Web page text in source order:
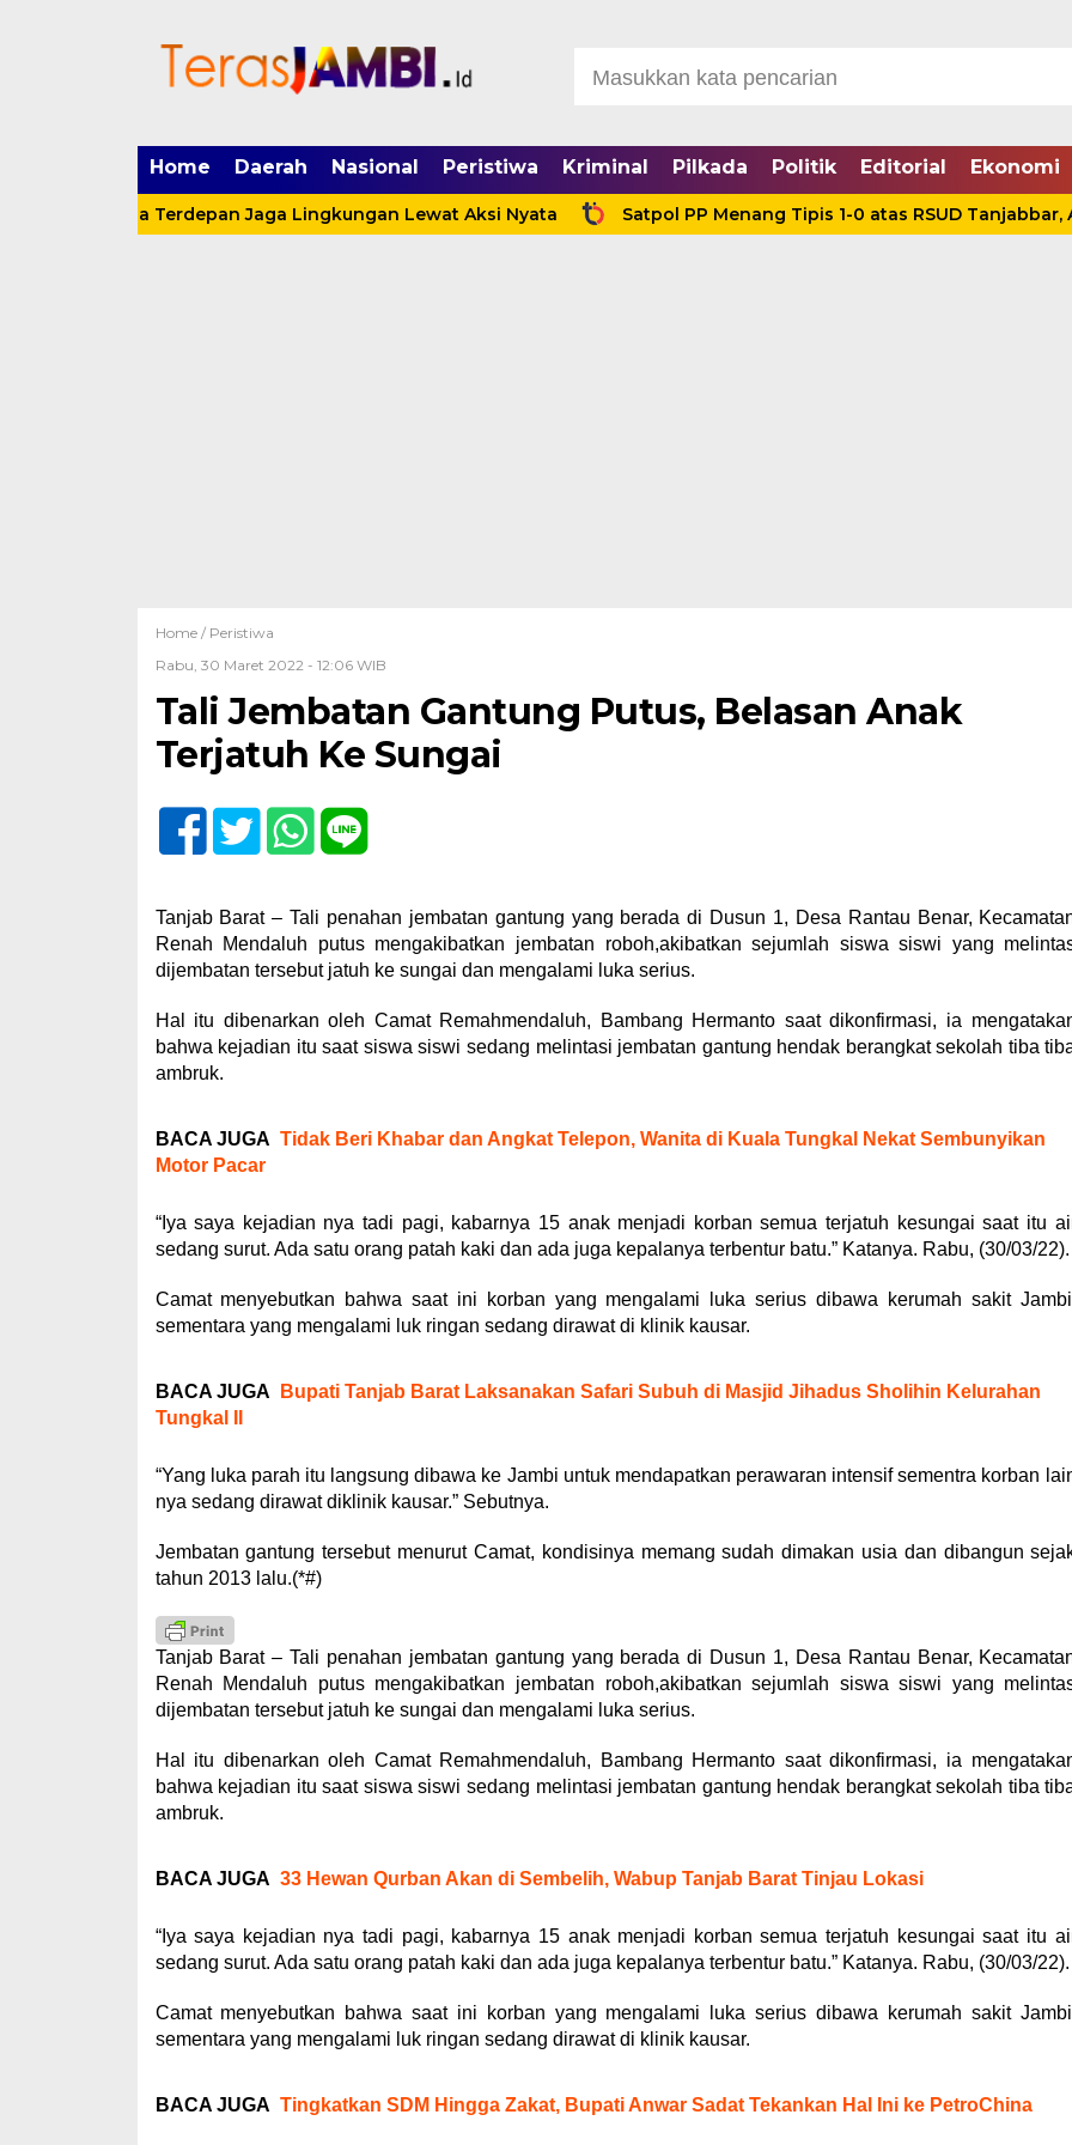
Home Daerah Nasional Peristiwa Kriminal Pilkada Politik Editorial Ekonomi
Garda Terdepan Jaga Lingkungan Lewat Aksi Nyata Satpol PP Menang Tipis 1-0 atas RSUD Tanjabbar,
Home / Peristiwa
Rabu, 30 Maret 2022 - 12:06 WIB
Tali Jembatan Gantung Putus, Belasan Anak
Terjatuh Ke Sungai
Tanjab Barat – Tali penahan jembatan gantung yang berada di Dusun 1, Desa Rantau Benar,
Renah Mendaluh putus mengakibatkan jembatan roboh,akibatkan sejumlah siswa siswi yang
dijembatan tersebut jatuh ke sungai dan mengalami luka serius.
Hal itu dibenarkan oleh Camat Remahmendaluh, Bambang Hermanto saat dikonfirmasi, ia
bahwa kejadian itu saat siswa siswi sedang melintasi jembatan gantung hendak berangkat sekolah tiba
ambruk.
BACA JUGA Tidak Beri Khabar dan Angkat Telepon, Wanita di Kuala Tungkal Nekat Sembunyikan
Motor Pacar
“Iya saya kejadian nya tadi pagi, kabarnya 15 anak menjadi korban semua terjatuh kesungai saat itu
sedang surut. Ada satu orang patah kaki dan ada juga kepalanya terbentur batu.” Katanya. Rabu, (30/03/22).
Camat menyebutkan bahwa saat ini korban yang mengalami luka serius dibawa kerumah sakit
sementara yang mengalami luk ringan sedang dirawat di klinik kausar.
BACA JUGA
Bupati Tanjab Barat Laksanakan Safari Subuh di Masjid Jihadus Sholihin Kelurahan
Tungkal II
“Yang luka parah itu langsung dibawa ke Jambi untuk mendapatkan perawaran intensif sementra korban
nya sedang dirawat diklinik kausar.” Sebutnya.
Jembatan gantung tersebut menurut Camat, kondisinya memang sudah dimakan usia dan dibangun
tahun 2013 lalu.(*#)
Tanjab Barat – Tali penahan jembatan gantung yang berada di Dusun 1, Desa Rantau Benar,
Renah Mendaluh putus mengakibatkan jembatan roboh,akibatkan sejumlah siswa siswi yang
dijembatan tersebut jatuh ke sungai dan mengalami luka serius.
Hal itu dibenarkan oleh Camat Remahmendaluh, Bambang Hermanto saat dikonfirmasi, ia
bahwa kejadian itu saat siswa siswi sedang melintasi jembatan gantung hendak berangkat sekolah tiba
ambruk.
BACA JUGA 33 Hewan Qurban Akan di Sembelih, Wabup Tanjab Barat Tinjau Lokasi
“Iya saya kejadian nya tadi pagi, kabarnya 15 anak menjadi korban semua terjatuh kesungai saat itu
sedang surut. Ada satu orang patah kaki dan ada juga kepalanya terbentur batu.” Katanya. Rabu, (30/03/22).
Camat menyebutkan bahwa saat ini korban yang mengalami luka serius dibawa kerumah sakit
sementara yang mengalami luk ringan sedang dirawat di klinik kausar.
BACA JUGA Tingkatkan SDM Hingga Zakat, Bupati Anwar Sadat Tekankan Hal Ini ke PetroChina